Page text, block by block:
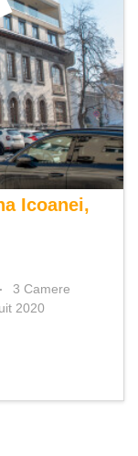
camere
Icoanei,
3 Camere
2020